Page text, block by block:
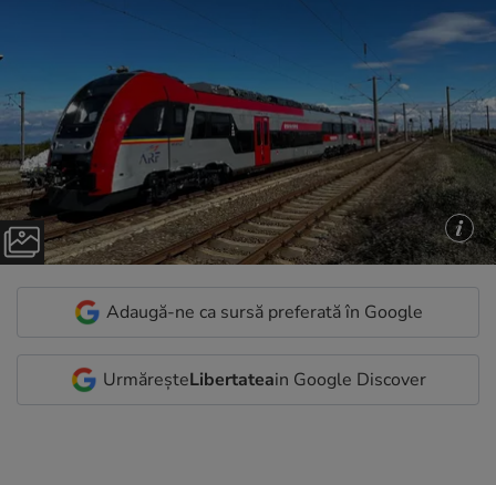
Adaugă-ne ca sursă preferată în Google
UrmăreșteLibertateain Google Discover